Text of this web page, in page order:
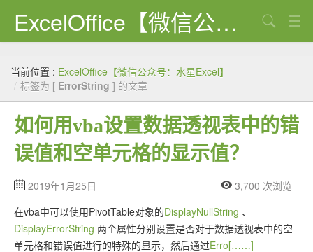
ExcelOffice【微信公众号：水星Excel】
资源下载
VBA代码大全
EXCEL VBA
Excel图表
当前位置 : ExcelOffice【微信公众号：水星Excel】
/ 标签为 [ ErrorString ] 的文章
如何用vba设置数据透视表中的错
误值和空单元格的显示值？
2019年1月25日
3,700 次浏览
在vba中可以使用PivotTable对象的DisplayNullString 、
DisplayErrorString 两个属性分别设置是否对于数据透视表中的空
单元格和错误值进行的特殊的显示，然后通过Erro[……]